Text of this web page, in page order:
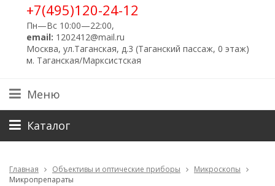
+7(495)120-24-12
Пн—Вс 10:00—22:00,
email: 1202412@mail.ru
Москва, ул.Таганская, д.3 (Таганский пассаж, 0 этаж)
м. Таганская/Марксистская
Меню
Каталог
Главная Объективы и оптические приборы
Микроскопы
Микропрепараты